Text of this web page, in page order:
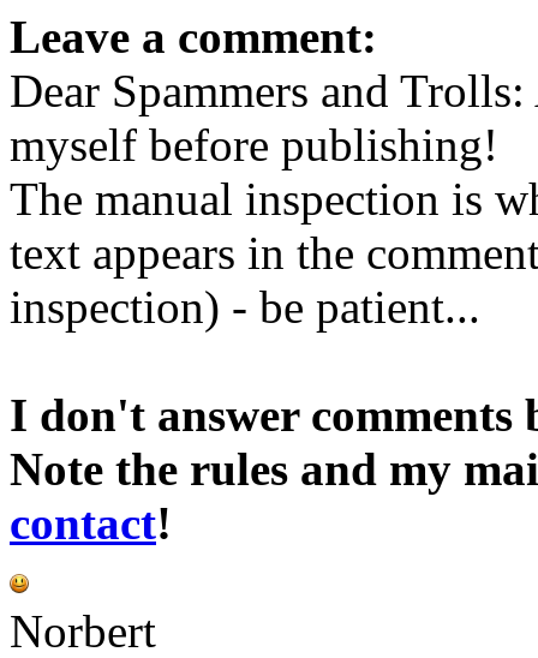
Leave a comment:
Dear Spammers and
myself before publishing!
The manual inspection is
text appears in the
inspection) - be patient...
I don't answer comments
Note the rules and my
contact!
Norbert